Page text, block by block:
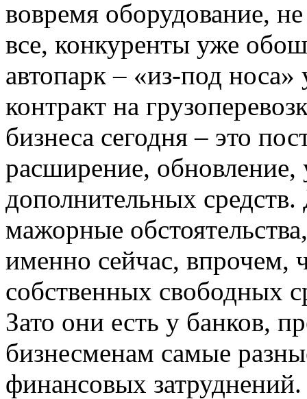
вовремя оборудование,
все, конкуренты уже
автопарк – «из-под
контракт на
бизнеса сегодня – это
расширение, обновление,
дополнительных
мажорные
именно сейчас, впрочем,
собственных свободных
Зато они есть у банков,
бизнесменам самые
финансовых затруднений.